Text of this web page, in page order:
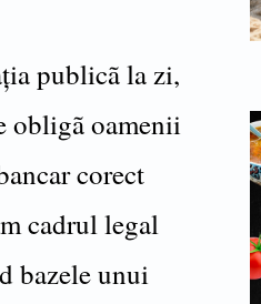
publicã la zi,
obligã oamenii
corect
cadrul legal
bazele unui